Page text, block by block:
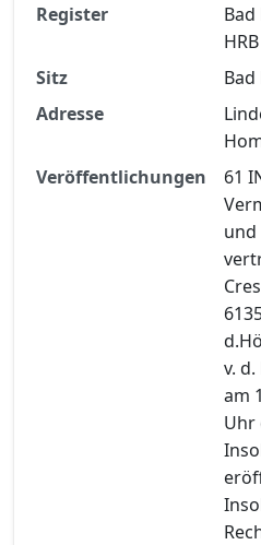
Finanzkennzahlen
Jetzt
Register
Sitz
Adresse
Veröffentlichungen
61
und
v.
am
Uhr